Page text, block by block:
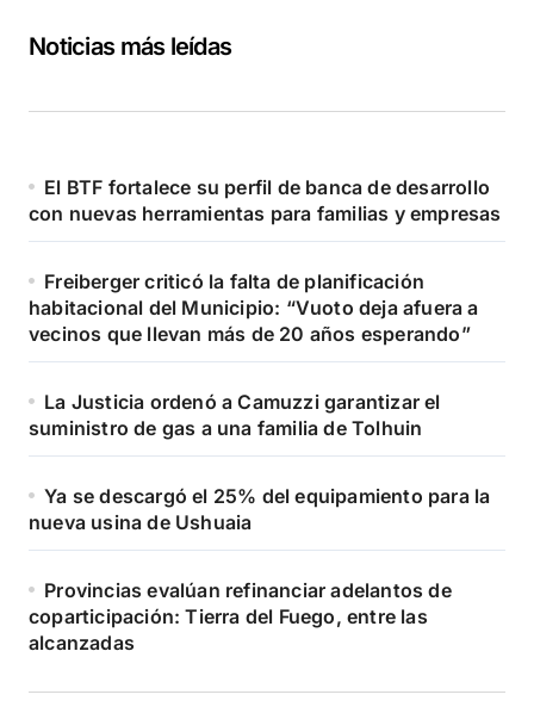
Noticias más leídas
El BTF fortalece su perfil de banca de desarrollo
con nuevas herramientas para familias y empresas
Freiberger criticó la falta de planificación
habitacional del Municipio: “Vuoto deja afuera a
vecinos que llevan más de 20 años esperando”
La Justicia ordenó a Camuzzi garantizar el
suministro de gas a una familia de Tolhuin
Ya se descargó el 25% del equipamiento para la
nueva usina de Ushuaia
Provincias evalúan refinanciar adelantos de
coparticipación: Tierra del Fuego, entre las
alcanzadas